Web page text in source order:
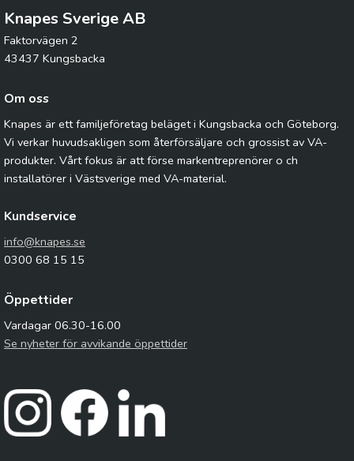
Knapes Sverige AB
Faktorvägen 2
43437 Kungsbacka
Om oss
Knapes är ett familjeföretag beläget i Kungsbacka och Göteborg.
Vi verkar huvudsakligen som återförsäljare och grossist av VA-
produkter. Vårt fokus är att förse markentreprenörer o ch
installatörer i Västsverige med VA-material.
Kundservice
info@knapes.se
0300 68 15 15
Öppettider
Vardagar 06.30-16.00
Se nyheter för avvikande öppettider